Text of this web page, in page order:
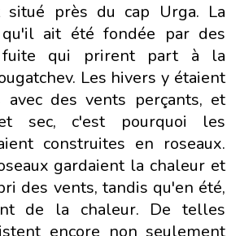
près du cap Urga. La
ait été fondée par des
fuite qui prirent part à la
Les hivers y étaient
avec des vents perçants, et
sec, c'est pourquoi les
construites en roseaux.
gardaient la chaleur et
des vents, tandis qu'en été,
de la chaleur. De telles
encore non seulement